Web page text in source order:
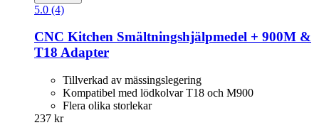
5.0 (4)
CNC Kitchen Smältningshjälpmedel + 900M &
T18 Adapter
Tillverkad av mässingslegering
Kompatibel med lödkolvar T18 och M900
Flera olika storlekar
237 kr